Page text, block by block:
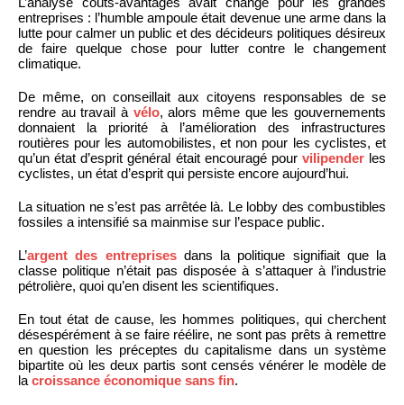
entreprises : l’humble ampoule était devenue une arme dans la
lutte pour calmer un public et des décideurs politiques désireux
de faire quelque chose pour lutter contre le changement
climatique.
De même, on conseillait aux citoyens responsables de se
rendre au travail à vélo, alors même que les gouvernements
donnaient la priorité à l’amélioration des infrastructures
routières pour les automobilistes, et non pour les cyclistes, et
qu’un état d’esprit général était encouragé pour vilipenderles
cyclistes, un état d’esprit qui persiste encore aujourd’hui.
La situation ne s’est pas arrêtée là. Le lobby des combustibles
fossiles a intensifié sa mainmise sur l’espace public.
L’argent des entreprisesdans la politique signifiait que la
classe politique n’était pas disposée à s’attaquer à l’industrie
pétrolière, quoi qu’en disent les scientifiques.
En tout état de cause, les hommes politiques, qui cherchent
désespérément à se faire réélire, ne sont pas prêts à remettre
en question les préceptes du capitalisme dans un système
bipartite où les deux partis sont censés vénérer le modèle de
la croissance économique sans fin.